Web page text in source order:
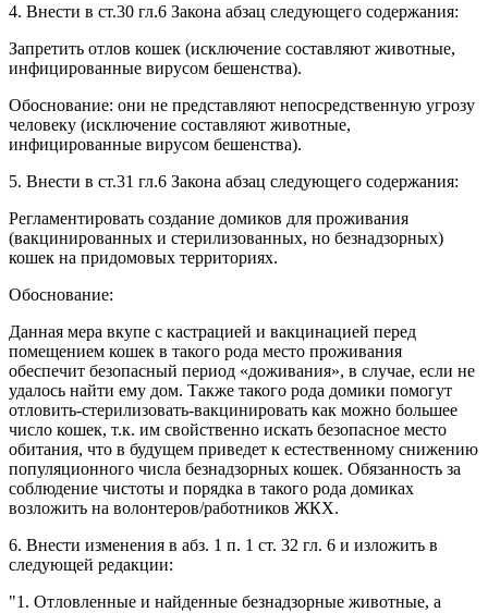
4. Внести в ст.30 гл.6 Закона абзац следующего содержания:
Запретить отлов кошек (исключение составляют животные,
инфицированные вирусом бешенства).
Обоснование: они не представляют непосредственную угрозу
человеку (исключение составляют животные,
инфицированные вирусом бешенства).
5. Внести в ст.31 гл.6 Закона абзац следующего содержания:
Регламентировать создание домиков для проживания
(вакцинированных и стерилизованных, но безнадзорных)
кошек на придомовых территориях.
Обоснование:
Данная мера вкупе с кастрацией и вакцинацией перед
помещением кошек в такого рода место проживания
обеспечит безопасный период «доживания», в случае, если не
удалось найти ему дом. Также такого рода домики помогут
отловить-стерилизовать-вакцинировать как можно большее
число кошек, т.к. им свойственно искать безопасное место
обитания, что в будущем приведет к естественному снижению
популяционного числа безнадзорных кошек. Обязанность за
соблюдение чистоты и порядка в такого рода домиках
возложить на волонтеров/работников ЖКХ.
6. Внести изменения в абз. 1 п. 1 ст. 32 гл. 6 и изложить в
следующей редакции:
"1. Отловленные и найденные безнадзорные животные, а